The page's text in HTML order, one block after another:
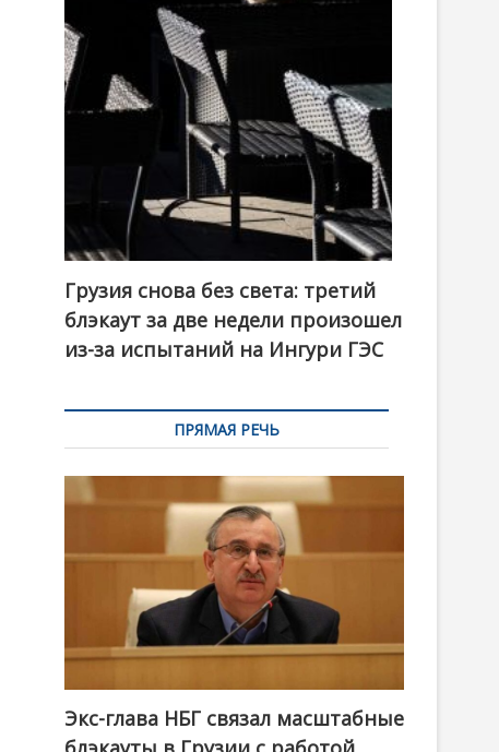
Грузия снова без света: третий
блэкаут за две недели произошел
из-за испытаний на Ингури ГЭС
ПРЯМАЯ РЕЧЬ
Экс-глава НБГ связал масштабные